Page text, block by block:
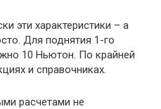
эти характеристики – а
Для поднятия 1-го
10 Ньютон. По крайней
и справочниках.
расчетами не